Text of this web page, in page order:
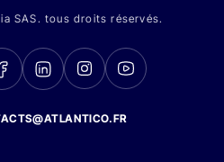
SAS. tous droits réservés.